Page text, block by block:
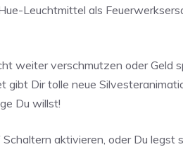
Leuchtmittel als
weiter verschmutzen oder Geld
gibt Dir tolle neue
Du willst!
aktivieren, oder Du legst